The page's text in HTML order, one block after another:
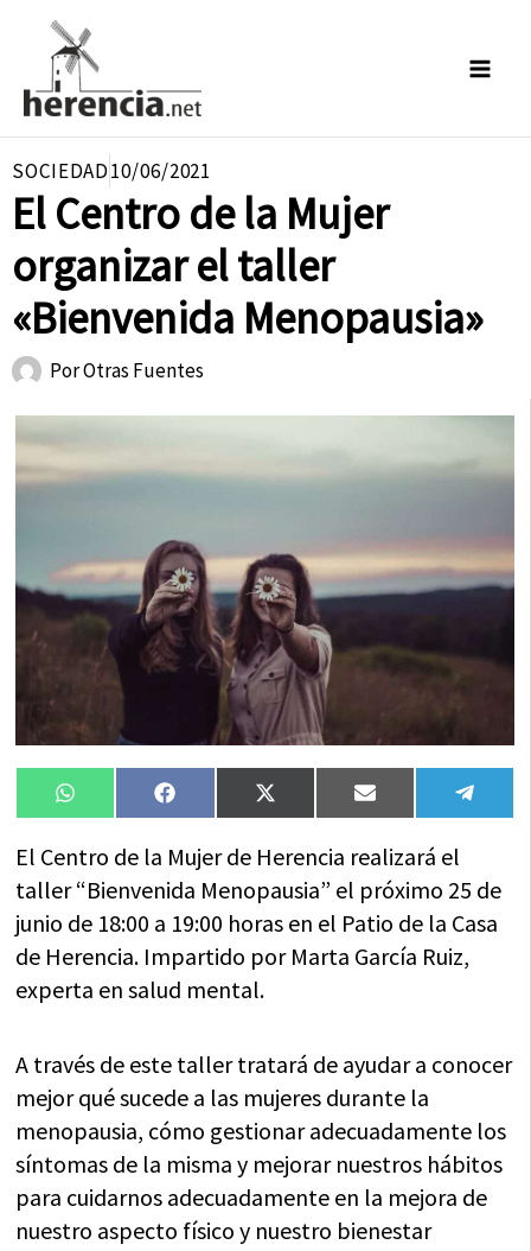
contenido
SOCIEDAD10/06/2021
El Centro de la Mujer
organizar el taller
«Bienvenida Menopausia»
PorOtras Fuentes
Compartir
en
WhatsAppCompartir
en
FacebookCompartir
en
X
(Twitter)
Compartir
en
Email
en
El Centro de la Mujer de Herencia realizará el
taller “Bienvenida Menopausia” el próximo 25 de
junio de 18:00 a 19:00 horas en el Patio de la Casa
de Herencia. Impartido por Marta García Ruiz,
experta en salud mental.
A través de este taller tratará de ayudar a conocer
mejor qué sucede a las mujeres durante la
menopausia, cómo gestionar adecuadamente los
síntomas de la misma y mejorar nuestros hábitos
para cuidarnos adecuadamente en la mejora de
nuestro aspecto físico y nuestro bienestar